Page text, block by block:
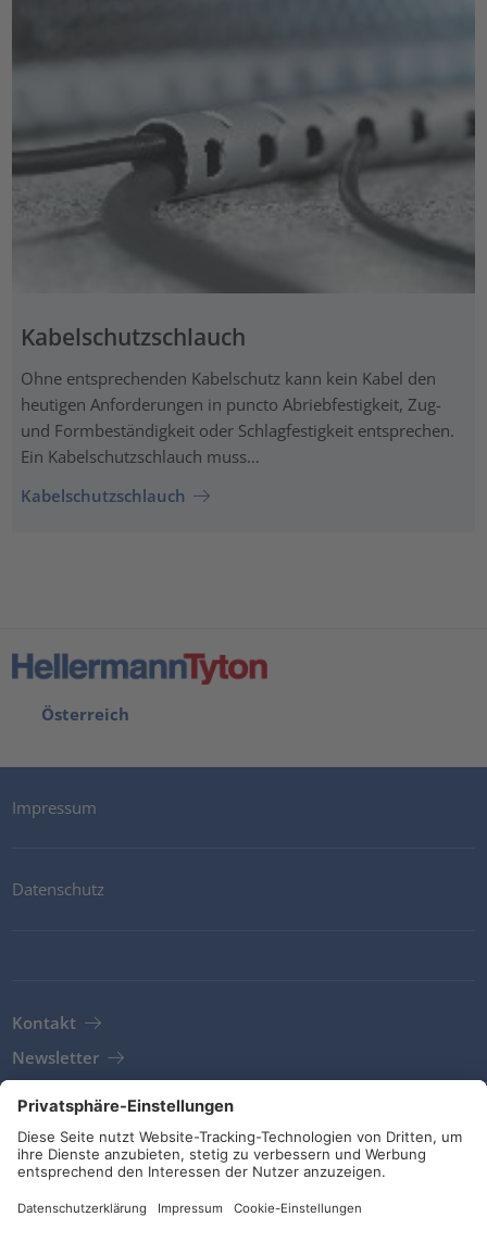
Kabelschutzschlauch
Ohne entsprechenden Kabelschutz kann kein Kabel den
heutigen Anforderungen in puncto Abriebfestigkeit, Zug-
und Formbeständigkeit oder Schlagfestigkeit entsprechen.
Ein Kabelschutzschlauch muss…
Kabelschutzschlauch
Österreich
Impressum
Datenschutz
Kontakt
Newsletter
AGB
Richtlinien und Bekenntnisse
Soziale Medien